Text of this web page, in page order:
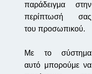
παράδειγμα στην
περίπτωσή σας
του προσωπικού.
Με το σύστημα
αυτό μπορούμε να